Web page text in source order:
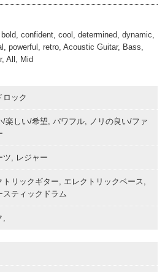
confident, cool, determined, dynamic,
powerful, retro, Acoustic Guitar, Bass,
All, Mid
ロック
/楽しい/希望, パワフル, ノリの良い/ファ
ツ, レジャー
トリックギター, エレクトリックベース,
スティックドラム